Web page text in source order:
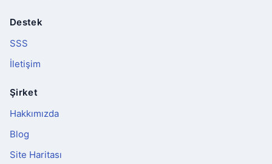
Destek
SSS
İletişim
Şirket
Hakkımızda
Blog
Site Haritası